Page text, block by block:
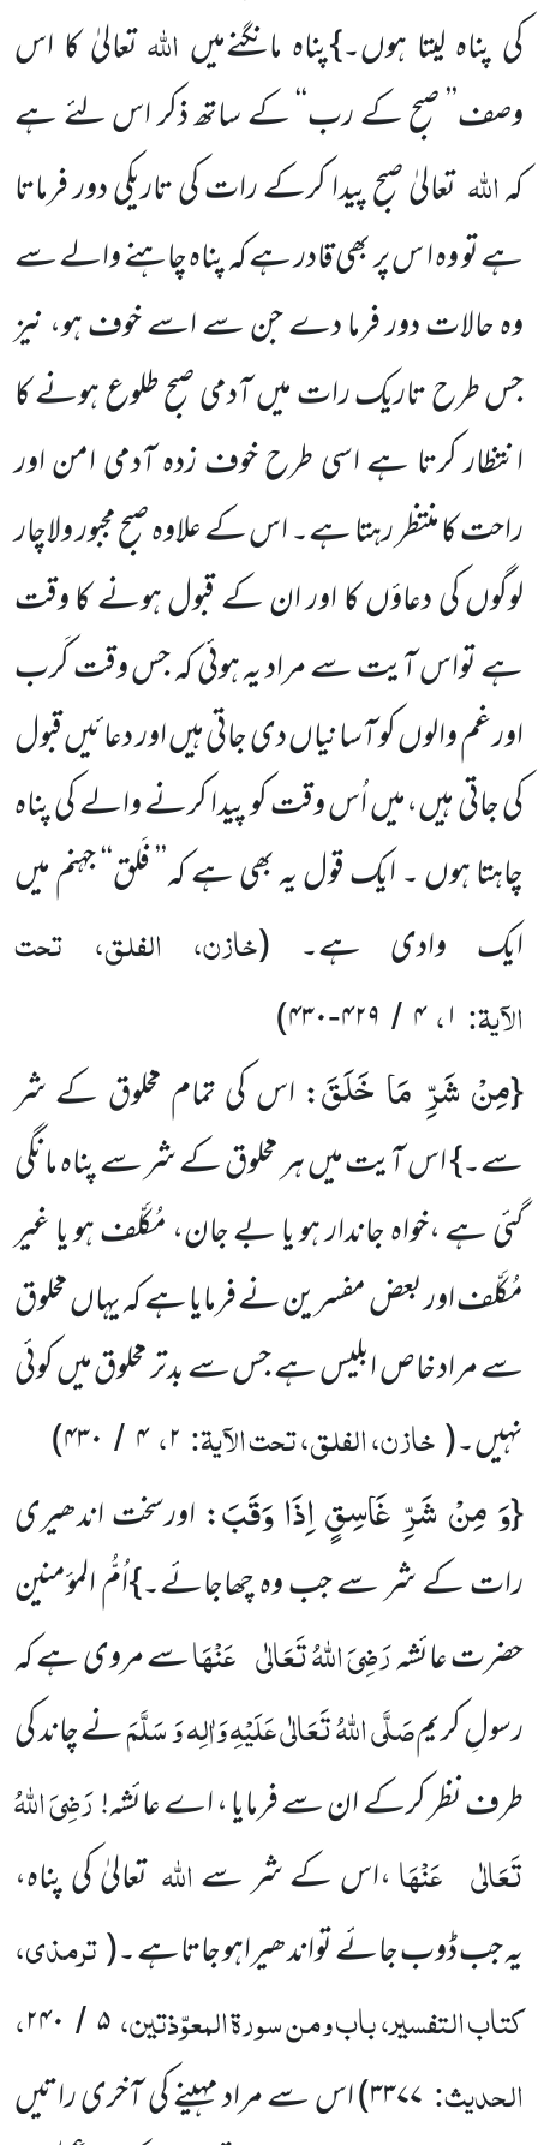
کی پناہ لیتا ہوں۔}پناہ مانگنےمیں اللّٰہتعالیٰ کا اس
وصف’’ صبح کے رب‘‘ کے ساتھ ذکر اس لئے ہے
کہاللّٰہتعالیٰ صبح پیدا کرکے رات کی تاریکی دور فرماتا
ہے تو وہ ا س پر بھی قادر ہے کہ پناہ چاہنے والے سے
وہ حالات دور فرما دے جن سے اسے خوف ہو، نیز
جس طرح تاریک رات میں آدمی صبح طلوع ہونے کا
انتظار کرتا ہے اسی طرح خوف زدہ آدمی امن اور
راحت کا منتظر رہتا ہے۔ اس کے علاوہ صبح مجبور ولاچار
لوگوں کی دعاؤں کا اور ان کے قبول ہونے کا وقت
ہے تواس آیت سے مراد یہ ہوئی کہ جس وقت کَرب
اور غم والوں کو آسانیاں دی جاتی ہیں اور دعائیں قبول
کی جاتی ہیں،میں اُس وقت کو پیدا کرنے والے کی پناہ
چاہتا ہوں ۔ ایک قول یہ بھی ہے کہ’’ فَلق‘‘ جہنم میں
ایک وادی ہے۔ (خازن، الفلق، تحت
الآیۃ: ۱،۴ / ۴۲۹-۴۳۰)
{مِنْ شَرِّ مَا خَلَقَ: اس کی تمام مخلوق کے شر
سے۔} اس آیت میں ہر مخلوق کے شر سے پناہ مانگی
گئی ہے ،خواہ جاندار ہو یا بے جان، مُکَلّف ہو یا غیر
مُکَلّف اور بعض مفسرین نے فرمایا ہے کہ یہاں مخلوق
سے مراد خاص ابلیس ہے جس سے بدتر مخلوق میں کوئی
نہیں۔(خازن، الفلق، تحت الآیۃ: ۲،۴ / ۴۳۰)
{وَ مِنْ شَرِّ غَاسِقٍ اِذَا وَقَبَ: اورسخت اندھیری
رات کے شر سے جب وہ چھاجائے۔}اُمُّ المؤمنین
حضرت عائشہرَضِیَ اللّٰہُ تَعَالٰی عَنْہَاسے مروی ہے کہ
رسولِ کریمصَلَّی اللّٰہُ تَعَالٰی عَلَیْہِ وَاٰلِہ وَ سَلَّمَنے چاند کی
طرف نظر کرکے ان سے فرمایا ، اے عائشہ!رَضِیَ اللّٰہُ
تَعَالٰی عَنْہَا،اس کے شر سےاللّٰہ تعالیٰ کی پناہ،
یہ جب ڈوب جائے تواندھیراہو جاتاہے ۔(ترمذی،
کتاب التفسیر، باب ومن سورۃ المعوّذتین،۵ / ۲۴۰،
الحدیث: ۳۳۷۷)اس سے مراد مہینے کی آخری راتیں